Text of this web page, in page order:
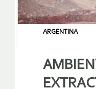
ARGENTINA